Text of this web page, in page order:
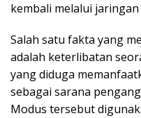
kembali melalui jaringan
Salah satu fakta yang
adalah keterlibatan
yang diduga
sebagai sarana
Modus tersebut